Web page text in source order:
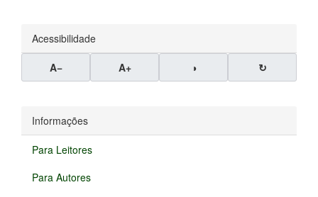
Acessibilidade
A− A+ ◑ ↻
Informações
Para Leitores
Para Autores